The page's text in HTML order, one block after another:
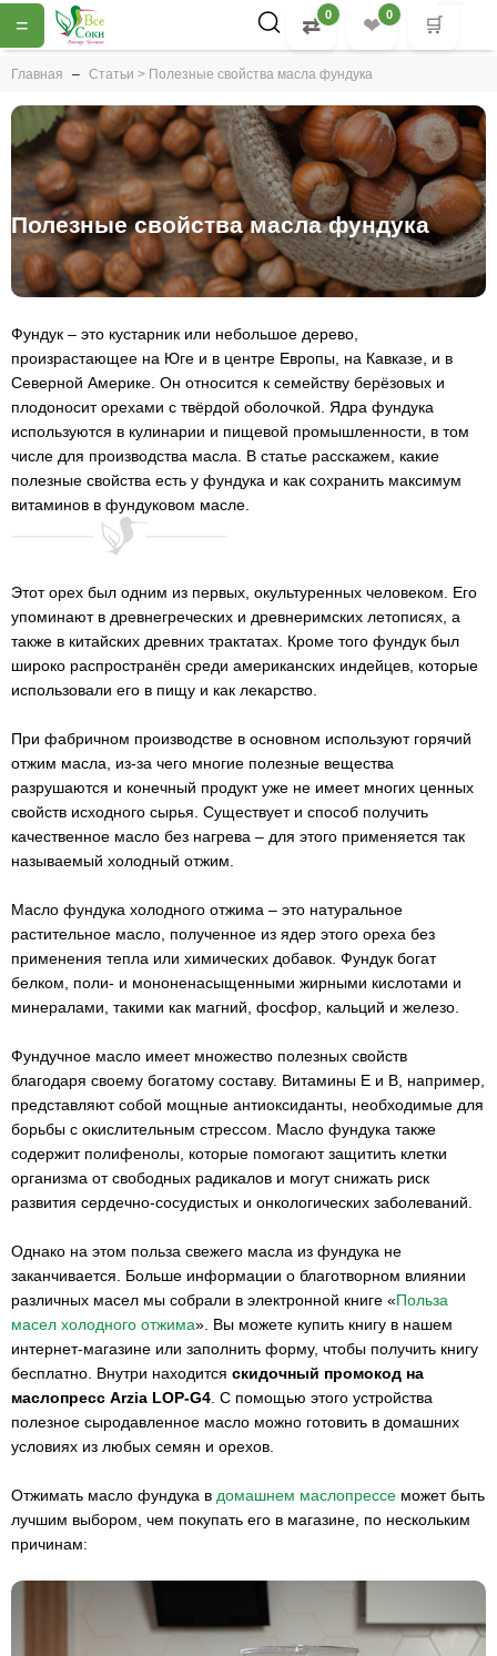
= ⇄ 0 ❤ 0 🛒
Главная Статьи > Полезные свойства масла фундука
Полезные свойства масла фундука
Фундук – это кустарник или небольшое дерево,
произрастающее на Юге и в центре Европы, на Кавказе, и в
Северной Америке. Он относится к семейству берёзовых и
плодоносит орехами с твёрдой оболочкой. Ядра фундука
используются в кулинарии и пищевой промышленности, в том
числе для производства масла. В статье расскажем, какие
полезные свойства есть у фундука и как сохранить максимум
витаминов в фундуковом масле.
Этот орех был одним из первых, окультуренных человеком. Его
упоминают в древнегреческих и древнеримских летописях, а
также в китайских древних трактатах. Кроме того фундук был
широко распространён среди американских индейцев, которые
использовали его в пищу и как лекарство.
При фабричном производстве в основном используют горячий
отжим масла, из-за чего многие полезные вещества
разрушаются и конечный продукт уже не имеет многих ценных
свойств исходного сырья. Существует и способ получить
качественное масло без нагрева – для этого применяется так
называемый холодный отжим.
Масло фундука холодного отжима – это натуральное
растительное масло, полученное из ядер этого ореха без
применения тепла или химических добавок. Фундук богат
белком, поли- и мононенасыщенными жирными кислотами и
минералами, такими как магний, фосфор, кальций и железо.
Фундучное масло имеет множество полезных свойств
благодаря своему богатому составу. Витамины Е и В, например,
представляют собой мощные антиоксиданты, необходимые для
борьбы с окислительным стрессом. Масло фундука также
содержит полифенолы, которые помогают защитить клетки
организма от свободных радикалов и могут снижать риск
развития сердечно-сосудистых и онкологических заболеваний.
Однако на этом польза свежего масла из фундука не
заканчивается. Больше информации о благотворном влиянии
различных масел мы собрали в электронной книге «Польза
масел холодного отжима». Вы можете купить книгу в нашем
интернет-магазине или заполнить форму, чтобы получить книгу
бесплатно. Внутри находится скидочный промокод на
маслопресс Arzia LOP-G4 . С помощью этого устройства
полезное сыродавленное масло можно готовить в домашних
условиях из любых семян и орехов.
Отжимать масло фундука в домашнем маслопрессе может быть
лучшим выбором, чем покупать его в магазине, по нескольким
причинам: